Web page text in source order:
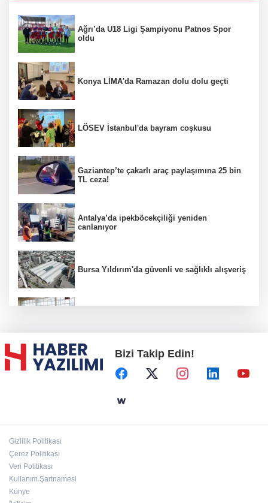
Ağrı’da U18 Ligi Şampiyonu Patnos Spor
oldu
Konya LİMA'da Ramazan dolu dolu geçti
LÖSEV İstanbul'da bayram coşkusu
Gaziantep’te çakarlı araç paylaşımına 25 bin
TL ceza!
Antalya’da ipekböcekçiliği yeniden
canlanıyor
Bursa Yıldırım'da güvenli ve sağlıklı alışveriş
Başkent'in göletlerinde temizlik ve bakım
sürüyor
Bizi Takip Edin!
Gizlilik Politikası
Çerez Politikası
Veri Politikası
Kullanım Şartnamesi
Künye